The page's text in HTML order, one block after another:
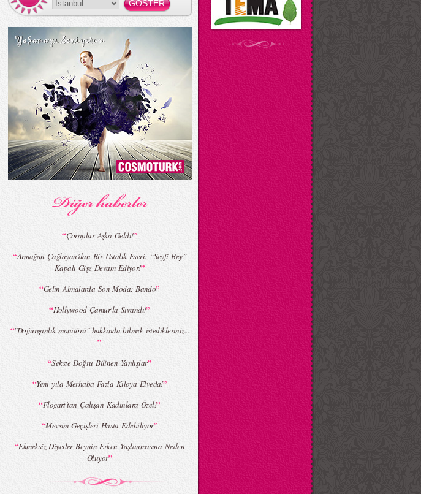
“Çoraplar Aşka Geldi!”
“Armağan Çağlayan’dan Bir Ustalık Eseri: “Seyfi Bey”
Kapalı Gişe Devam Ediyor!”
“Gelin Almalarda Son Moda: Bando”
“Hollywood Çamur'la Sıvandı!”
“"Doğurganlık monitörü" hakkında bilmek istedikleriniz...
”
“Sekste Doğru Bilinen Yanlışlar”
“Yeni yıla Merhaba Fazla Kiloya Elveda!”
“Flogart’tan Çalışan Kadınlara Özel!”
“Mevsim Geçişleri Hasta Edebiliyor”
“Ekmeksiz Diyetler Beynin Erken Yaşlanmasına Neden
Oluyor”